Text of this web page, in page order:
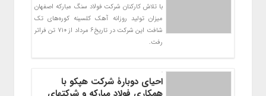
با تلاش کارکنان شرکت فولاد سنگ مبارکه اصفهان
میزان تولید روزانه آهک کلسینه کوره‌های تک
شافت این شرکت در تاریخ6 مرداد از ۷۱۰ تن فراتر
رفت.
احیای دوبارۀ شرکت هپکو با